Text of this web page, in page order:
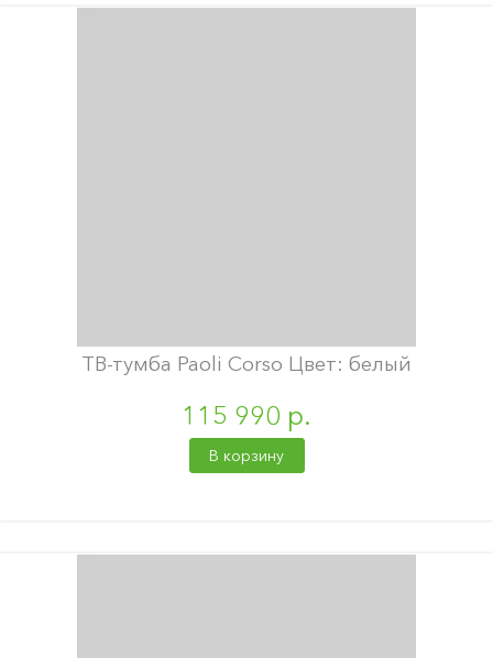
ТВ-тумба Paoli Corso Цвет: белый
115 990 р.
В корзину